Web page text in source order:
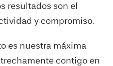
resultados son el
y compromiso.
es nuestra máxima
contigo en